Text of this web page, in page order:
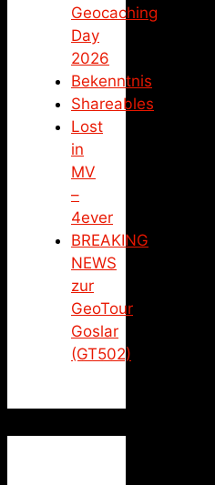
Geocaching
Day
2026
Bekenntnis
Shareables
Lost
in
MV
–
4ever
BREAKING
NEWS
zur
GeoTour
Goslar
(GT502)